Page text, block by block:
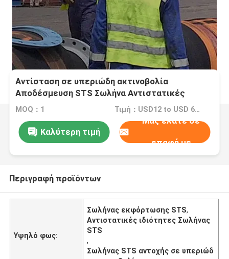
Αντίσταση σε υπεριώδη ακτινοβολία
Αποδέσμευση STS Σωλήνα Αντιστατικές
ιδιότητες
MOQ：1 Τιμή：USD12 to USD 6500 Per Piece
Καλύτερη τιμή
Μας ελάτε σε
επαφή με
Περιγραφή προϊόντων
Υψηλό φως:
Σωλήνας εκφόρτωσης STS,
Αντιστατικές ιδιότητες Σωλήνας
STS
,
Σωλήνας STS αντοχής σε υπεριώδ